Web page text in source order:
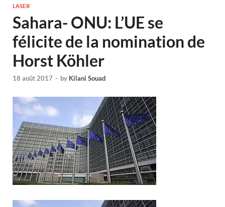
LASER
Sahara- ONU: L’UE se
félicite de la nomination de
Horst Köhler
18 août 2017 - by Kilani Souad